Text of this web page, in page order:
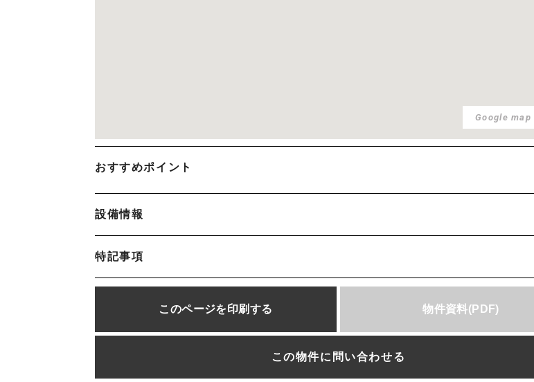
Google map
おすすめポイント
設備情報
特記事項
このページを印刷する 物件資料(PDF)
この物件に問い合わせる